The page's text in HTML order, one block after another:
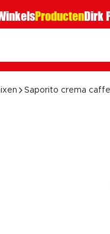
ProductenDirk
Saporito crema caffe